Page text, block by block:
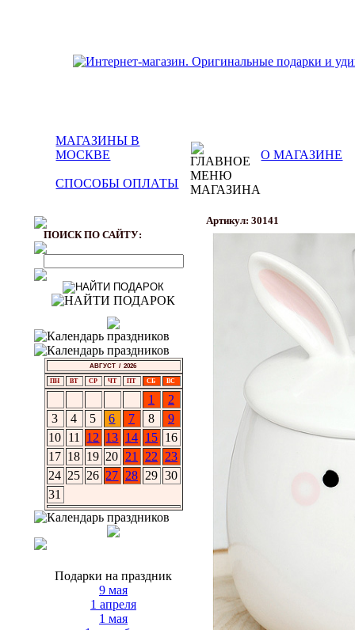
МАГАЗИНЫ В
МОСКВЕ
О МАГАЗИНЕ
СПОСОБЫ ОПЛАТЫ
ПОИСК ПО САЙТУ:
АВГУСТ / 2026
ПН ВТ СР ЧТ ПТ СБ ВС
1
2
3
4 5 6 7 8
9
10 11 12 13 14 15 16
17 18 19 20 21 22
23
24 25 26 27 28 29 30
31
Подарки на праздник
9 мая
1 апреля
1 мая
Артикул: 30141